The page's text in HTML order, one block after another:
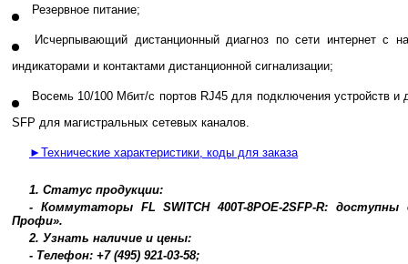
Резервное питание;
Исчерпывающий дистанционный диагноз по сети интернет с
индикаторами и контактами дистанционной сигнализации;
Восемь 10/100 Мбит/с портов RJ45 для подключения устройств и
SFP для магистральных сетевых каналов.
►Технические характеристики, коды для заказа
1. Статус продукции:
- Коммутаторы FL SWITCH 400T-8POE-2SFP-R:
Профи».
2. Узнать наличие и цены:
- Телефон: +7 (495) 921-03-58;